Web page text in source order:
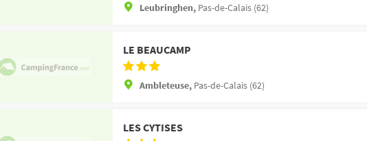
Leubringhen, Pas-de-Calais (62)
LE BEAUCAMP
Ambleteuse, Pas-de-Calais (62)
LES CYTISES